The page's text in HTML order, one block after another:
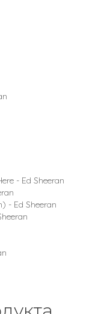
- Ed Sheeran
- Ed Sheeran